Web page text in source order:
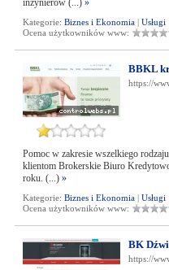
inżynierów (...) »
Kategorie: Biznes i Ekonomia| Usługi
Ocena użytkowników www:
BBKL
https://
Pomoc w zakresie wszelkiego
klientom Brokerskie Biuro
roku. (...) »
Kategorie: Biznes i Ekonomia| Usługi
Ocena użytkowników www:
BK
https://